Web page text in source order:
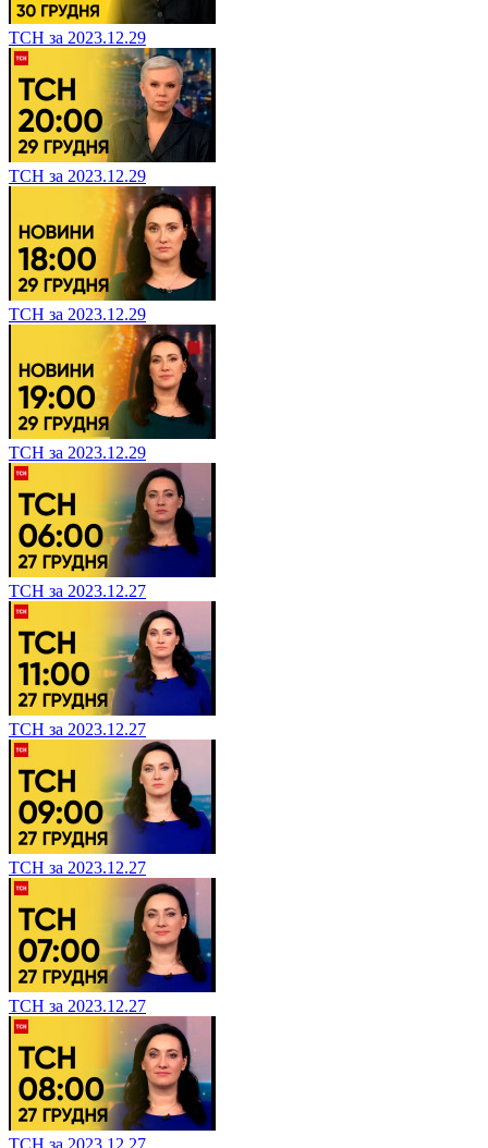
ТСН за 2023.12.29
ТСН за 2023.12.29
ТСН за 2023.12.29
ТСН за 2023.12.29
ТСН за 2023.12.27
ТСН за 2023.12.27
ТСН за 2023.12.27
ТСН за 2023.12.27
ТСН за 2023.12.27